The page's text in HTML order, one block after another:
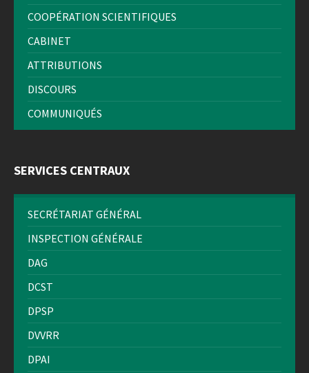
COOPÉRATION SCIENTIFIQUES
CABINET
ATTRIBUTIONS
DISCOURS
COMMUNIQUÉS
SERVICES CENTRAUX
SECRÉTARIAT GÉNÉRAL
INSPECTION GÉNÉRALE
DAG
DCST
DPSP
DVVRR
DPAI